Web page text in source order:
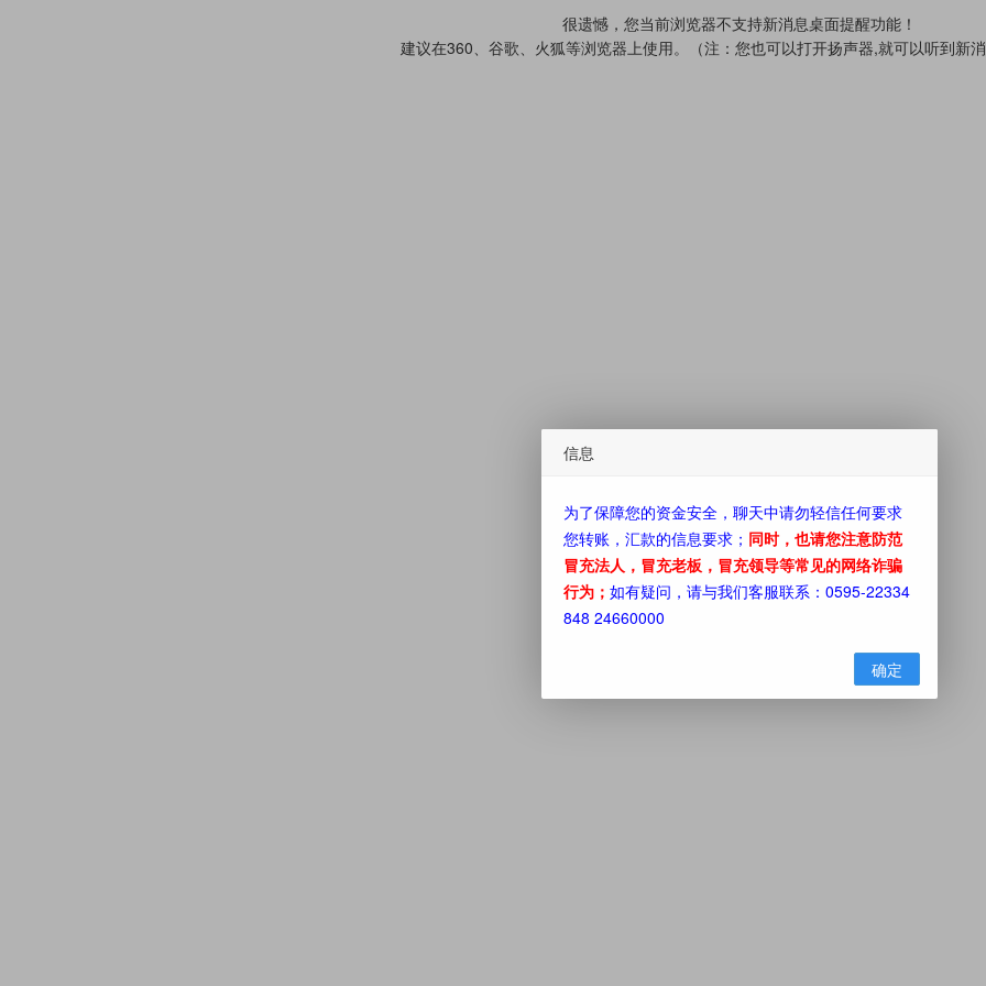
很遗憾，您当前浏览器不支持新消息桌面提醒功能！
建议在360、谷歌、火狐等浏览器上使用。（注：您也可以打开扬声器,就可以听到新消
信息
为了保障您的资金安全，聊天中请勿轻信任何要求
您转账，汇款的信息要求； 同时，也请您注意防范
冒充法人，冒充老板，冒充领导等常见的网络诈骗
行为； 如有疑问，请与我们客服联系：0595-22334
848 24660000
确定